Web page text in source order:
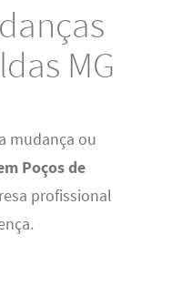
MG
mudança ou
Poços de
profissional